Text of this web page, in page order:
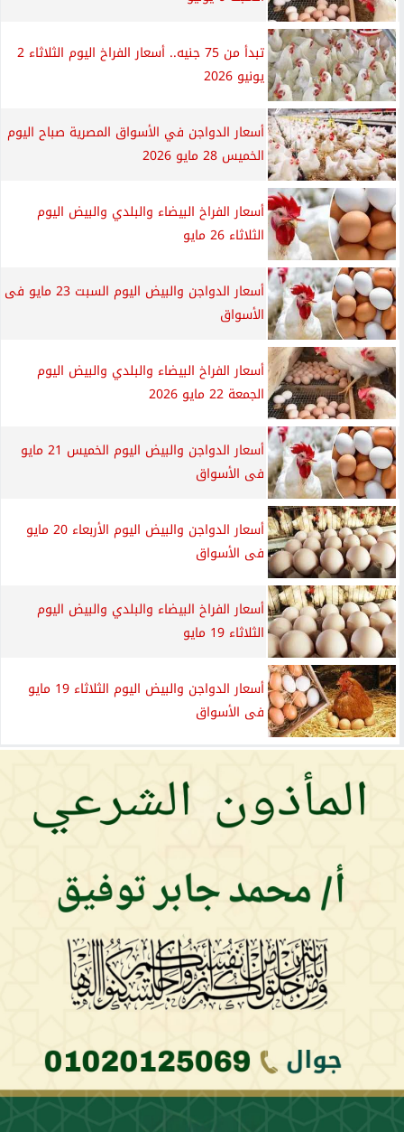
تبدأ من 75 جنيه.. أسعار الفراخ اليوم الثلاثاء 2
يونيو 2026
أسعار الدواجن في الأسواق المصرية صباح اليوم
الخميس 28 مايو 2026
أسعار الفراخ البيضاء والبلدي والبيض اليوم
الثلاثاء 26 مايو
أسعار الدواجن والبيض اليوم السبت 23 مايو فى
الأسواق
أسعار الفراخ البيضاء والبلدي والبيض اليوم
الجمعة 22 مايو 2026
أسعار الدواجن والبيض اليوم الخميس 21 مايو
فى الأسواق
أسعار الدواجن والبيض اليوم الأربعاء 20 مايو
فى الأسواق
أسعار الفراخ البيضاء والبلدي والبيض اليوم
الثلاثاء 19 مايو
أسعار الدواجن والبيض اليوم الثلاثاء 19 مايو
فى الأسواق